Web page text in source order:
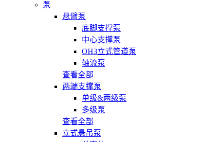
泵
悬臂泵
底脚支撑泵
中心支撑泵
OH3立式管道泵
轴流泵
查看全部
两端支撑泵
单级&两级泵
多级泵
查看全部
立式悬吊泵